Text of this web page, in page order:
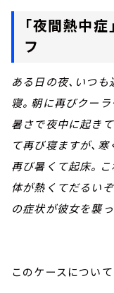
「夜間熱中
フ
ある日の夜、いつ
寝。朝に再びクー
暑さで夜中に起き
て再び寝ますが、寒
再び暑くて起床。こ
体が熱くてだるいぞ
の症状が彼女を襲っ
このケースについ